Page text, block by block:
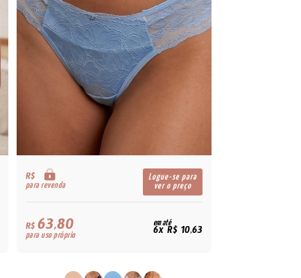
R$
para revenda
Logue-se para
ver o preço
R$63,80
para uso próprio
em até
6x R$ 10,63